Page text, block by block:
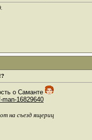
о Саманте
16829640
на съезд ящериц